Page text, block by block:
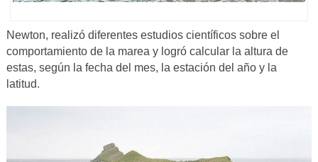
Newton, realizó diferentes estudios científicos sobre el
comportamiento de la marea y logró calcular la altura de
estas, según la fecha del mes, la estación del año y la
latitud.